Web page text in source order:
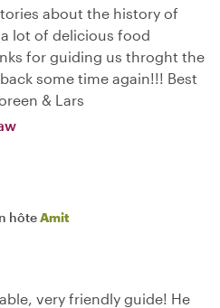
about the history of
lot of delicious food
for guiding us throght the
some time again!!! Best
& Lars
hôteAmit
very friendly guide! He